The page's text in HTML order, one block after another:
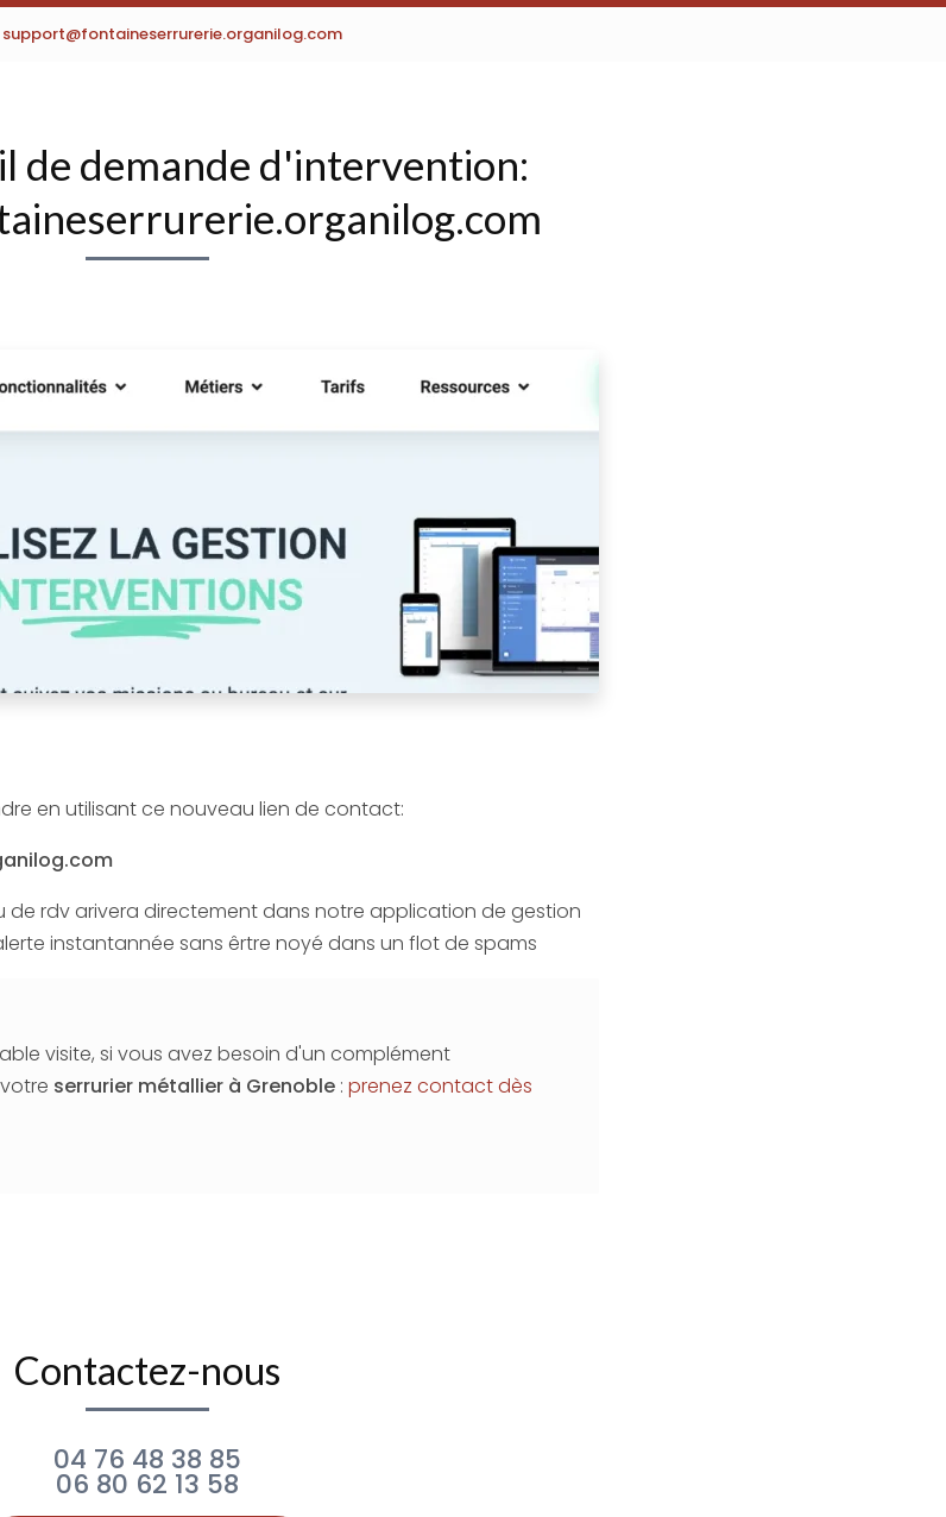
de demande d'intervention:
en utilisant ce nouveau lien de contact:
rdv arivera directement dans notre application de gestion
instantannée sans êrtre noyé dans un flot de spams
visite, si vous avez besoin d'un complément
serrurier métallier à Grenoble : prenez contact dès
Contactez-nous
04 76 48 38 85
06 80 62 13 58